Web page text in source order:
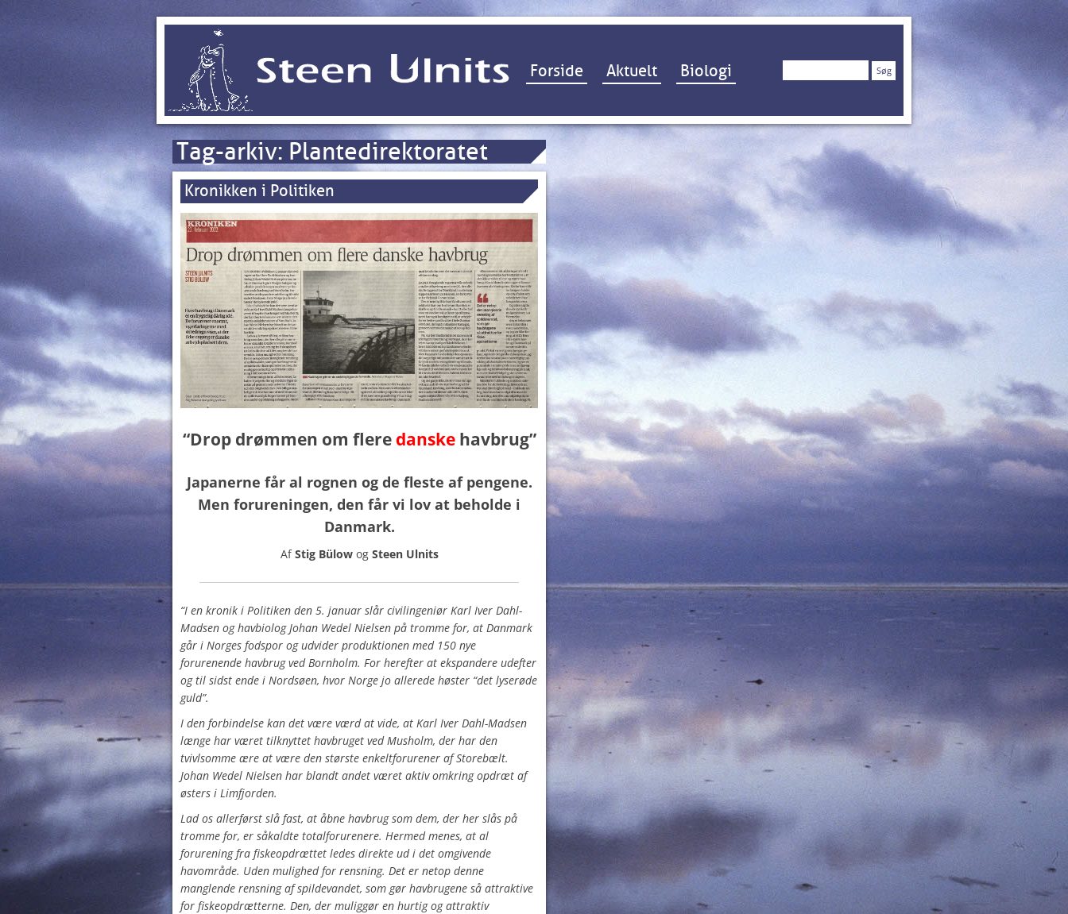
Hop til indhold
Forside Aktuelt Biologi Søg
Tag-arkiv: Plantedirektoratet
Kronikken i Politiken
“Drop drømmen om flere danskehavbrug”
Japanerne får al rognen og de fleste af pengene.
Men forureningen, den får vi lov at beholde i
Danmark.
AfStig Bülowog Steen Ulnits
“I en kronik i Politiken den 5. januar slår civilingeniør Karl Iver Dahl-
Madsen og havbiolog Johan Wedel Nielsen på tromme for, at Danmark
går i Norges fodspor og udvider produktionen med 150 nye
forurenende havbrug ved Bornholm. For herefter at ekspandere udefter
og til sidst ende i Nordsøen, hvor Norge jo allerede høster “det lyserøde
guld”.
I den forbindelse kan det være værd at vide, at Karl Iver Dahl-Madsen
længe har været tilknyttet havbruget ved Musholm, der har den
tvivlsomme ære at være den største enkeltforurener af Storebælt.
Johan Wedel Nielsen har blandt andet været aktiv omkring opdræt af
østers i Limfjorden.
Lad os allerførst slå fast, at åbne havbrug som dem, der her slås på
tromme for, er såkaldte totalforurenere. Hermed menes, at al
forurening fra fiskeopdrættet ledes direkte ud i det omgivende
havområde. Uden mulighed for rensning. Det er netop denne
manglende rensning af spildevandet, som gør havbrugene så attraktive
for fiskeopdrætterne. Den, der muliggør en hurtig og attraktiv